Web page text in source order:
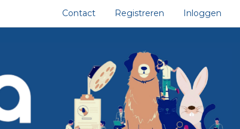
Contact Registreren Inloggen